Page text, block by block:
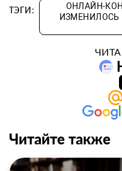
ТЭГИ:
ОНЛАЙН-
ИЗМЕНИЛОСЬ
Читайте также